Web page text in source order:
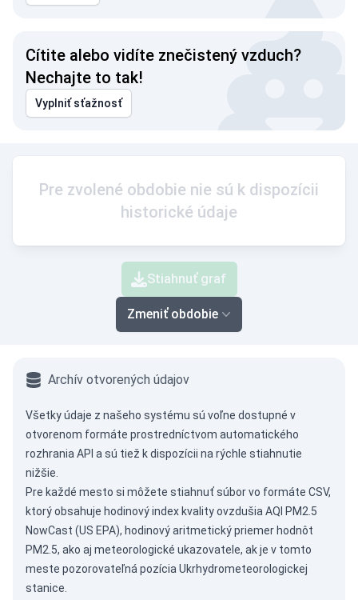
Cítite alebo vidíte znečistený vzduch?
Nechajte to tak!
Vyplniť sťažnosť
Pre zvolené obdobie nie sú k dispozícii
historické údaje
Stiahnuť graf
Zmeniť obdobie
Archív otvorených údajov
Všetky údaje z našeho systému sú voľne dostupné v
otvorenom formáte prostredníctvom automatického
rozhrania API a sú tiež k dispozícii na rýchle stiahnutie
nižšie.
Pre každé mesto si môžete stiahnuť súbor vo formáte CSV,
ktorý obsahuje hodinový index kvality ovzdušia AQI PM2.5
NowCast (US EPA), hodinový aritmetický priemer hodnôt
PM2.5, ako aj meteorologické ukazovatele, ak je v tomto
meste pozorovateľná pozícia Ukrhydrometeorologickej
stanice.